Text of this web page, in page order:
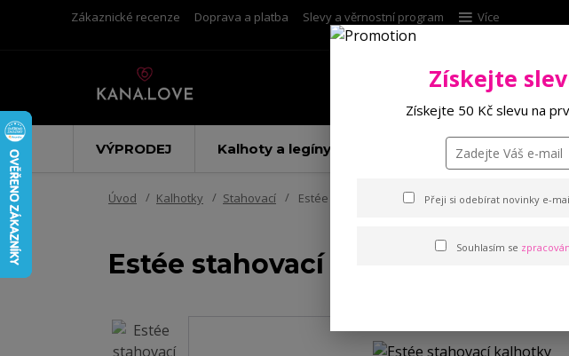
Zákaznické recenze Doprava a platba Slevy a věrnostní program
Více
VÝPRODEJ Kalhoty a legíny Punčochové zboží
Úvod Kalhotky Stahovací Estée stahovací kalhotky
Estée stahovací kalhotky
Získejte
Získejte 50 Kč slevu na
Přeji si odebírat novinky e-
Souhlasím se